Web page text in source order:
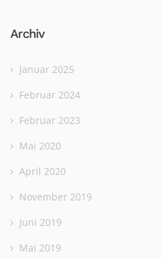
Archiv
Januar 2025
Februar 2024
Februar 2023
Mai 2020
April 2020
November 2019
Juni 2019
Mai 2019